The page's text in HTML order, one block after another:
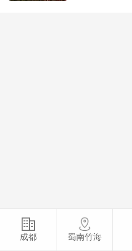
成都 蜀南竹海